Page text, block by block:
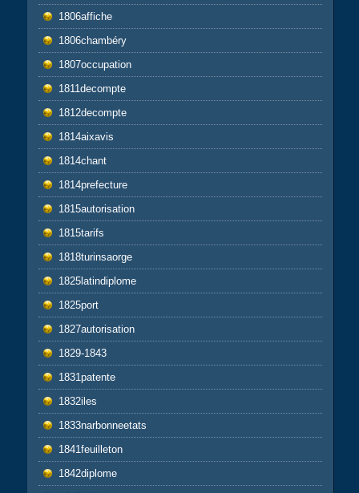
1806affiche
1806chambéry
1807occupation
1811decompte
1812decompte
1814aixavis
1814chant
1814prefecture
1815autorisation
1815tarifs
1818turinsaorge
1825latindiplome
1825port
1827autorisation
1829-1843
1831patente
1832iles
1833narbonneetats
1841feuilleton
1842diplome